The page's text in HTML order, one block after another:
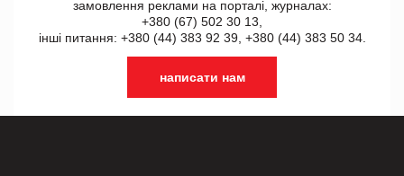
замовлення реклами на порталі, журналах:
+380 (67) 502 30 13,
інші питання: +380 (44) 383 92 39, +380 (44) 383 50 34.
написати нам